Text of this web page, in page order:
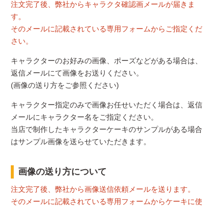
注文完了後、弊社からキャラクタ確認画メールが届きま
す。
そのメールに記載されている専用フォームからご指定くだ
さい。
キャラクターのお好みの画像、ポーズなどがある場合は、
返信メールにて画像をお送りください。
(画像の送り方をご参照ください)
キャラクター指定のみで画像お任せいただく場合は、返信
メールにキャラクター名をご指定ください。
当店で制作したキャラクターケーキのサンプルがある場合
はサンプル画像を送らせていただきます。
画像の送り方について
注文完了後、弊社から画像送信依頼メールを送ります。
そのメールに記載されている専用フォームからケーキに使